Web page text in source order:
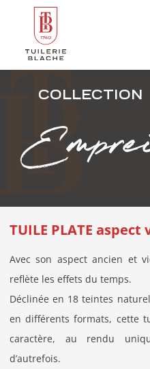
COLLECTION
TUILE PLATE aspect
Avec son aspect ancien et
reflète les effets du temps.
Déclinée en 18 teintes
en différents formats, cette
caractère, au rendu
d’autrefois.